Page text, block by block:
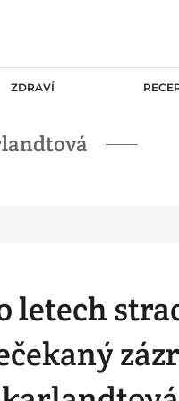
ZDRAVÍ
letech